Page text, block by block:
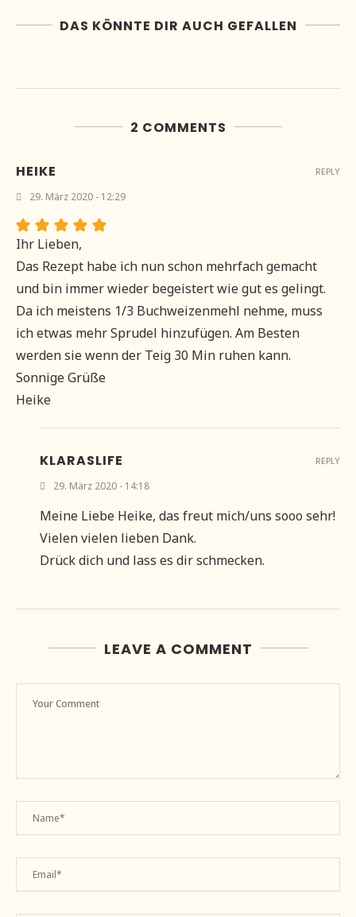
DAS KÖNNTE DIR AUCH GEFALLEN
2 COMMENTS
HEIKE
29. März 2020 - 12:29
Ihr Lieben,
Das Rezept habe ich nun schon mehrfach gemacht
und bin immer wieder begeistert wie gut es gelingt.
Da ich meistens 1/3 Buchweizenmehl nehme, muss
ich etwas mehr Sprudel hinzufügen. Am Besten
werden sie wenn der Teig 30 Min ruhen kann.
Sonnige Grüße
Heike
REPLY
KLARASLIFE
29. März 2020 - 14:18
Meine Liebe Heike, das freut mich/uns sooo sehr!
Vielen vielen lieben Dank.
Drück dich und lass es dir schmecken.
REPLY
LEAVE A COMMENT